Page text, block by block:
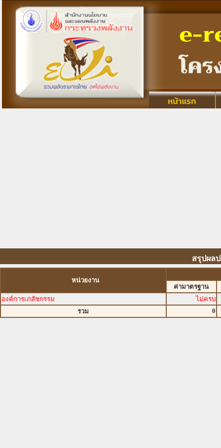
สรุปผล
หน่วยงาน
ค่ามาตรฐาน
องค์การเภสัชกรรม
ไม่ครบ
รวม
0